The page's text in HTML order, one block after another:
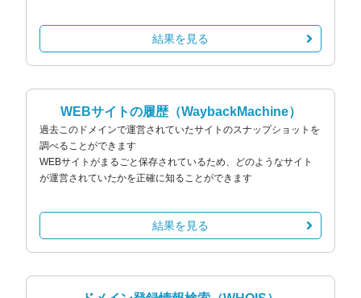
結果を見る
WEBサイトの履歴（WaybackMachine）
過去このドメインで運営されていたサイトのスナップショットを
調べることができます
WEBサイトがまるごと保存されているため、どのようなサイト
が運営されていたかを正確に知ることができます
結果を見る